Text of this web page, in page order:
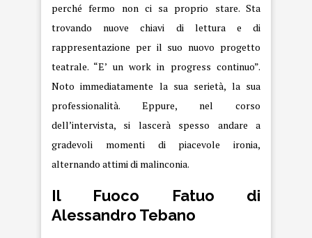
perché fermo non ci sa proprio stare. Sta
trovando nuove chiavi di lettura e di
rappresentazione per il suo nuovo progetto
teatrale. “E’ un work in progress continuo”.
Noto immediatamente la sua serietà, la sua
professionalità. Eppure, nel corso
dell’intervista, si lascerà spesso andare a
gradevoli momenti di piacevole ironia,
alternando attimi di malinconia.
Il Fuoco Fatuo di
Alessandro Tebano